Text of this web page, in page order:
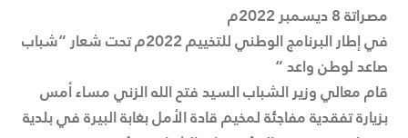
مصراتة 8 ديسمبر 2022م
في إطار البرنامج الوطني للتخييم 2022م تحت شعار “شباب
صاعد لوطن واعد “
قام معالي وزير الشباب السيد فتح الله الزني مساء أمس
بزيارة تفقدية مفاجئة لمخيم قادة الأمل بغابة البيرة في بلدية